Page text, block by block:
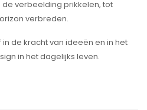
verbeelding prikkelen, tot
verbreden.
in de kracht van ideeën en in het
in het dagelijks leven.